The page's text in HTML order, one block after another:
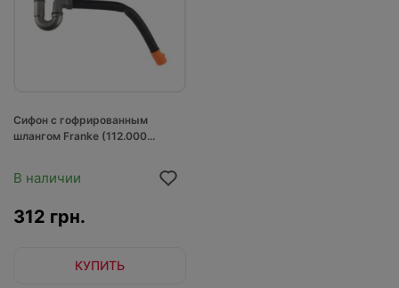
Сифон с гофрированным
шлангом Franke (112.000...
В наличии
312 грн.
КУПИТЬ